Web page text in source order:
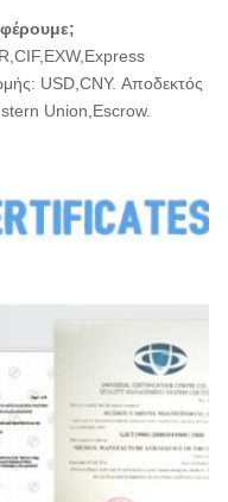
USD,CNY. Αποδεκτός
Union,Escrow.